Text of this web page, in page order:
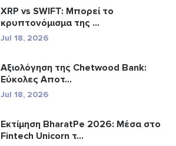
XRP vs SWIFT: Μπορεί το
κρυπτονόμισμα της ...
Jul 18, 2026
Αξιολόγηση της Chetwood Bank:
Εύκολες Αποτ...
Jul 18, 2026
Εκτίμηση BharatPe 2026: Μέσα στο
Fintech Unicorn τ...